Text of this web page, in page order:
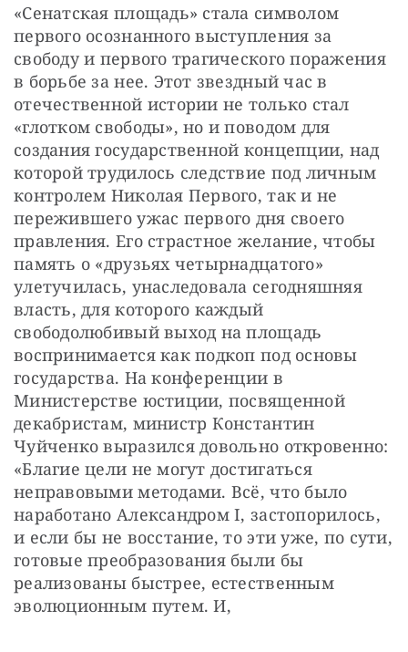
«Сенатская площадь» стала символом
первого осознанного выступления за
свободу и первого трагического поражения
в борьбе за нее. Этот звездный час в
отечественной истории не только стал
«глотком свободы», но и поводом для
создания государственной концепции, над
которой трудилось следствие под личным
контролем Николая Первого, так и не
пережившего ужас первого дня своего
правления. Его страстное желание, чтобы
память о «друзьях четырнадцатого»
улетучилась, унаследовала сегодняшняя
власть, для которого каждый
свободолюбивый выход на площадь
воспринимается как подкоп под основы
государства. На конференции в
Министерстве юстиции, посвященной
декабристам, министр Константин
Чуйченко выразился довольно откровенно:
«Благие цели не могут достигаться
неправовыми методами. Всё, что было
наработано Александром I, застопорилось,
и если бы не восстание, то эти уже, по сути,
готовые преобразования были бы
реализованы быстрее, естественным
эволюционным путем. И,